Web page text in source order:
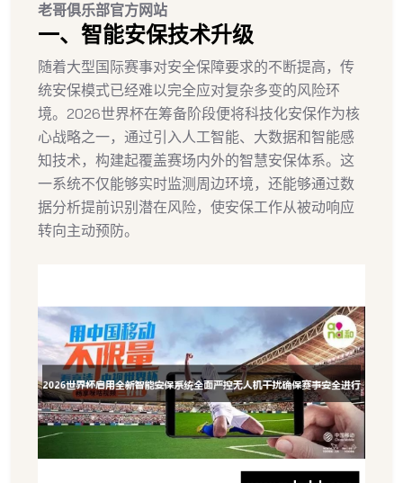
老哥俱乐部官方网站
一、智能安保技术升级
随着大型国际赛事对安全保障要求的不断提高，传
统安保模式已经难以完全应对复杂多变的风险环
境。2026世界杯在筹备阶段便将科技化安保作为核
心战略之一，通过引入人工智能、大数据和智能感
知技术，构建起覆盖赛场内外的智慧安保体系。这
一系统不仅能够实时监测周边环境，还能够通过数
据分析提前识别潜在风险，使安保工作从被动响应
转向主动预防。